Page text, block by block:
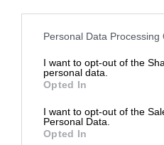
Personal Data Processing
I want to opt-out of the
personal data.
Opted In
I want to opt-out of the
Personal Data.
Opted In
Czas realizacji zamówienia
W celu potwierdzenia